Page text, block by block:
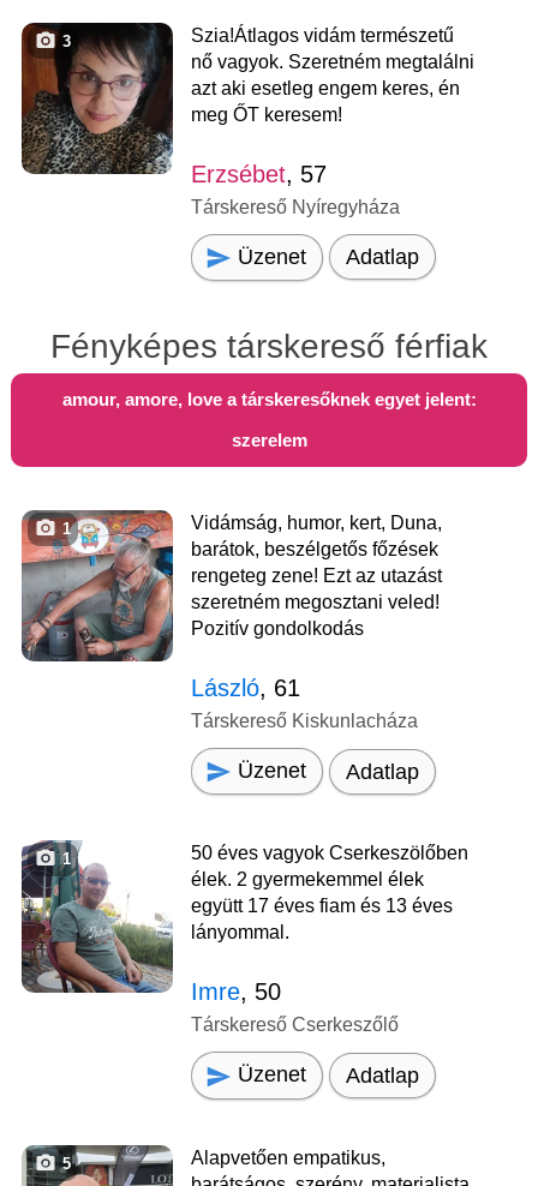
3
Szia!Átlagos vidám természetű
nő vagyok. Szeretném megtalálni
azt aki esetleg engem keres, én
meg ŐT keresem!
Erzsébet, 57
Társkereső Nyíregyháza
Üzenet Adatlap
Fényképes társkereső férfiak
amour, amore, love a társkeresőknek egyet jelent:
szerelem
1
Vidámság, humor, kert, Duna,
barátok, beszélgetős főzések
rengeteg zene! Ezt az utazást
szeretném megosztani veled!
Pozitív gondolkodás
László, 61
Társkereső Kiskunlacháza
Üzenet Adatlap
1
50 éves vagyok Cserkeszölőben
élek. 2 gyermekemmel élek
együtt 17 éves fiam és 13 éves
lányommal.
Imre, 50
Társkereső Cserkeszőlő
Üzenet Adatlap
5
Alapvetően empatikus,